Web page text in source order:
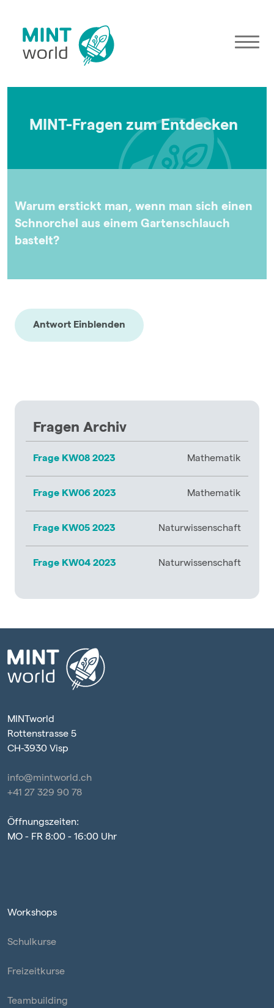
MINT-Fragen zum Entdecken
Warum erstickt man, wenn man sich einen
Schnorchel aus einem Gartenschlauch
bastelt?
Antwort Einblenden
Fragen Archiv
Frage KW08 2023 Mathematik
Frage KW06 2023 Mathematik
Frage KW05 2023 Naturwissenschaft
Frage KW04 2023 Naturwissenschaft
MINTworld
Rottenstrasse 5
CH-3930 Visp
info@mintworld.ch
+41 27 329 90 78
Öffnungszeiten:
MO - FR 8:00 - 16:00 Uhr
Workshops
Schulkurse
Freizeitkurse
Teambuilding